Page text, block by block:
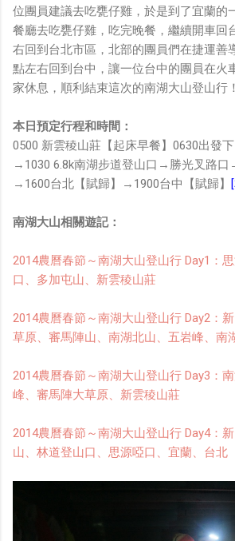
位團員建議去吃甕仔雞，於是到了宜蘭的
餐廳去吃甕仔雞，吃完晚餐，繼續開車回
右回到台北市區，北部的團員們在捷運善
點左右回到台中，讓一位台中的團員在火
家休息，順利結束這次的南湖大山登山行！
本日預定行程和時間：
0500 新雲稜山莊【起床早餐】0630出發
→1030 6.8k南湖步道登山口→勝光叉路口
→1600台北【賦歸】→1900台中【賦歸】
南湖大山相關遊記：
2014農曆春節～南湖大山登山行 Day1：
口、多加屯山、新雲稜山莊
2014農曆春節～南湖大山登山行 Day2：
草原、審馬陣山、南湖北山、五岩峰、南
2014農曆春節～南湖大山登山行 Day3：
峰、審馬陣大草原、新雲稜山莊
2014農曆春節～南湖大山登山行 Day4：
山、林道登山口、思源啞口、宜蘭、台北